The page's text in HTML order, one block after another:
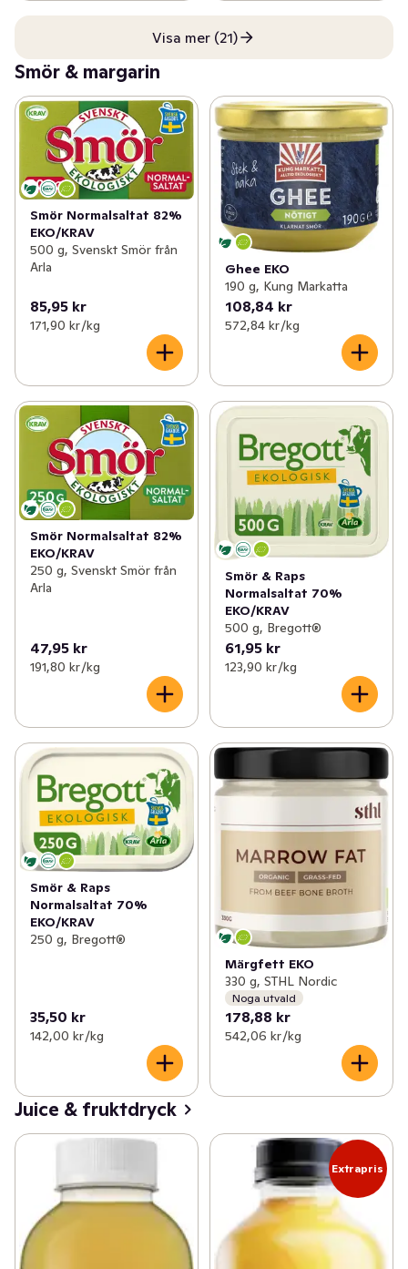
Visa mer (21)
Smör & margarin
Smör Normalsaltat 82%
EKO/KRAV
500 g, Svenskt Smör från
Arla
85,95 kr
171,90 kr /kg
Ghee EKO
190 g, Kung Markatta
108,84 kr
572,84 kr /kg
Smör Normalsaltat 82%
EKO/KRAV
250 g, Svenskt Smör från
Arla
47,95 kr
191,80 kr /kg
Smör & Raps
Normalsaltat 70%
EKO/KRAV
500 g, Bregott®
61,95 kr
123,90 kr /kg
Smör & Raps
Normalsaltat 70%
EKO/KRAV
250 g, Bregott®
35,50 kr
142,00 kr /kg
Märgfett EKO
330 g, STHL Nordic
Noga utvald
178,88 kr
542,06 kr /kg
Juice & fruktdryck
Extrapris